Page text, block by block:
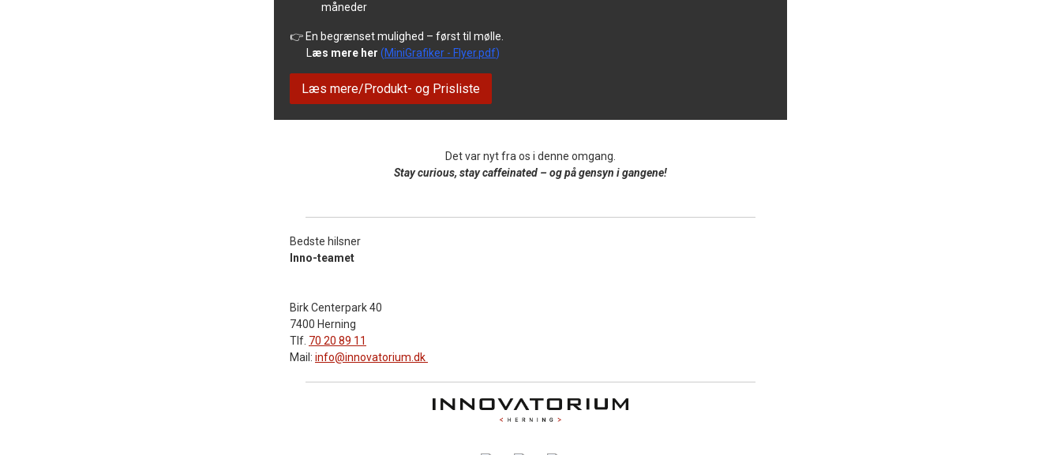
måneder
👉 En begrænset mulighed – først til mølle.
æs mere her (MiniGrafiker - Flyer.pdf)
Læs mere/Produkt- og Prisliste
Det var nyt fra os i denne omgang.
Stay curious, stay caffeinated – og på gensyn i gangene!
Bedste hilsner
Inno-teamet
Birk Centerpark 40
7400 Herning
Tlf. 70 20 89 11
Mail: info@innovatorium.dk